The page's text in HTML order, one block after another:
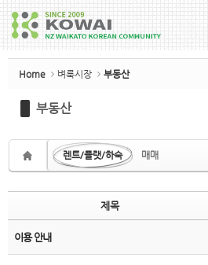
Home 벼룩시장 부동산
부동산
렌트/플랫/하숙 매매
제목
이용 안내
Sketchbook5, 스
Sketchbook5, 스